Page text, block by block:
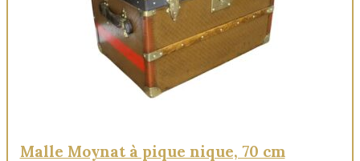
Quick View
Malle Moynat à pique nique, 70 cm